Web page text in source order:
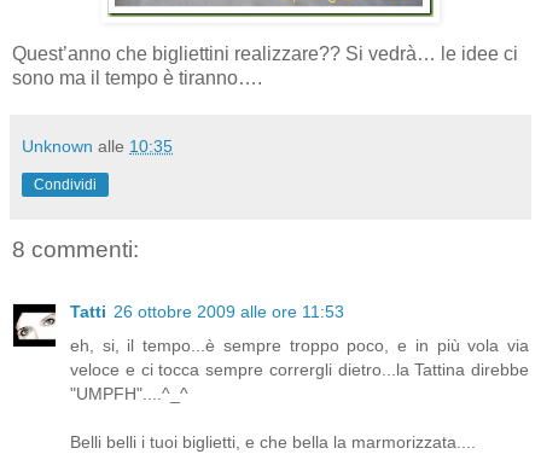
Quest’anno che bigliettini realizzare?? Si vedrà… le idee ci
sono ma il tempo è tiranno….
Unknown alle 10:35
Condividi
8 commenti:
Tatti 26 ottobre 2009 alle ore 11:53
eh, si, il tempo...è sempre troppo poco, e in più vola via
veloce e ci tocca sempre corrergli dietro...la Tattina direbbe
"UMPFH"....^_^
Belli belli i tuoi biglietti, e che bella la marmorizzata....